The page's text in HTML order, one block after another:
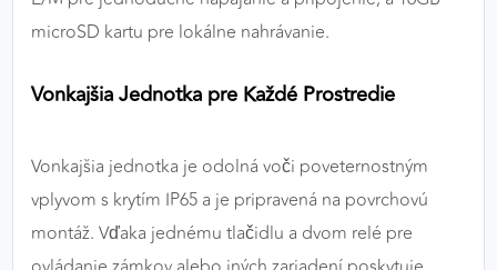
microSD kartu pre lokálne nahrávanie.
Vonkajšia Jednotka pre Každé Prostredie
Vonkajšia jednotka je odolná voči poveternostným
vplyvom s krytím IP65 a je pripravená na povrchovú
montáž. Vďaka jednému tlačidlu a dvom relé pre